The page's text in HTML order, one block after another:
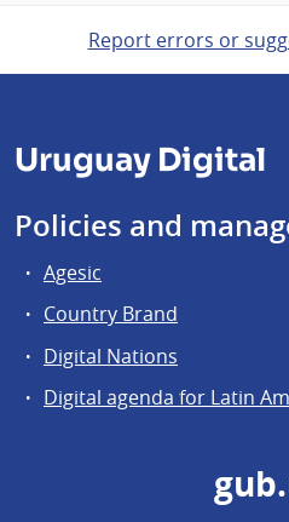
Report errors or
Uruguay Digital
Policies and
Agesic
Country Brand
Digital Nations
Digital agenda for Latin